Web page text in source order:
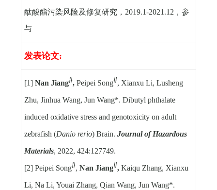
酞酸酯污染风险及修复研究， 2019.1-2021.12，参
与
发表论文:
[1] Nan Jiang#, Peipei Song#, Xianxu Li, Lusheng
Zhu, Jinhua Wang, Jun Wang*. Dibutyl phthalate
induced oxidative stress and genotoxicity on adult
zebrafish (Danio rerio) Brain. Journal of Hazardous
Materials, 2022, 424:127749.
[2] Peipei Song#, Nan Jiang#, Kaiqu Zhang, Xianxu
Li, Na Li, Youai Zhang, Qian Wang, Jun Wang*.